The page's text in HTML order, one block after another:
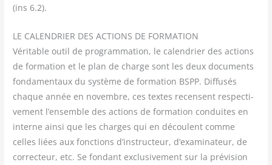
(ins 6.2).
LE CALENDRIER DES ACTIONS DE FORMATION
Véri­table outil de pro­gram­ma­tion, le calen­drier des actions
de for­ma­tion et le plan de charge sont les deux docu­ments
fon­da­men­taux du sys­tème de for­ma­tion BSPP. Dif­fu­sés
chaque année en novembre, ces textes recensent res­pec­ti­
ve­ment l’ensemble des actions de for­ma­tion conduites en
interne ain­si que les charges qui en découlent comme
celles liées aux fonc­tions d’instructeur, d’examinateur, de
cor­rec­teur, etc. Se fon­dant exclu­si­ve­ment sur la pré­vi­sion